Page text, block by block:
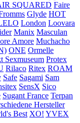
SQUARED Faire
Glyde HOT
London Loovara
Manix Masculan
Amore Muchacho
ONE Ormelle
Sexmuseum Protex
Rilaco Ritex ROAM
Safe Sagami Sam
SensX Sico
Sugant France Terpan
Hersteller
Best XO! YVEX